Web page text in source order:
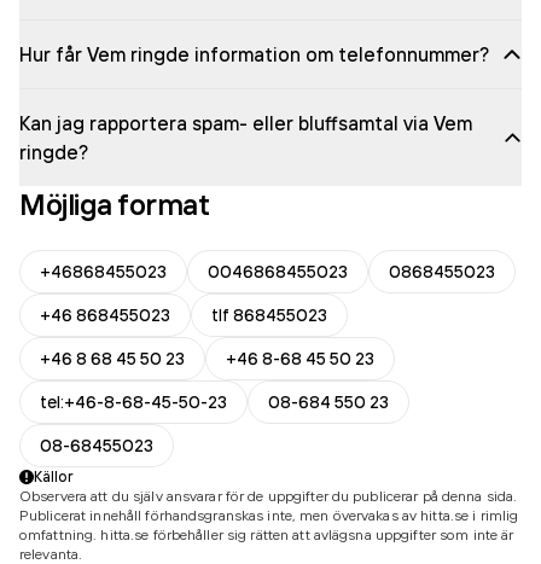
Hur får Vem ringde information om telefonnummer?
Kan jag rapportera spam- eller bluffsamtal via Vem
ringde?
Möjliga format
+46868455023 0046868455023
0868455023
+46 868455023
tlf 868455023
+46 8 68 45 50 23
+46 8-68 45 50 23
tel:+46-8-68-45-50-23
08-684 550 23
08-68455023
Källor
Observera att du själv ansvarar för de uppgifter du publicerar på denna sida.
Publicerat innehåll förhandsgranskas inte, men övervakas av hitta.se i rimlig
omfattning. hitta.se förbehåller sig rätten att avlägsna uppgifter som inte är
relevanta.